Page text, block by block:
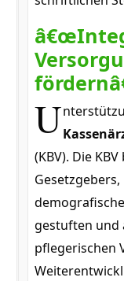
U
(KBV). Die
gestuften und
pflegerischen